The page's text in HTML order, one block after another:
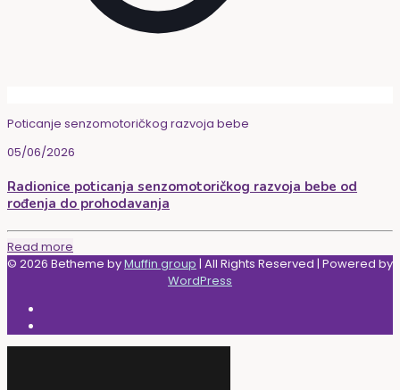
Poticanje senzomotoričkog razvoja bebe
05/06/2026
Radionice poticanja senzomotoričkog razvoja bebe od
rođenja do prohodavanja
Read more
© 2026 Betheme byMuffin group | All Rights Reserved | Powered by
WordPress